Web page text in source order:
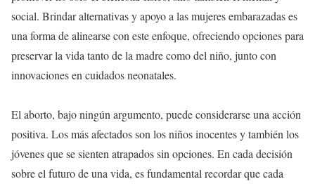
social. Brindar alternativas y apoyo a las mujeres embarazadas es
una forma de alinearse con este enfoque, ofreciendo opciones para
preservar la vida tanto de la madre como del niño, junto con
innovaciones en cuidados neonatales.
El aborto, bajo ningún argumento, puede considerarse una acción
positiva. Los más afectados son los niños inocentes y también los
jóvenes que se sienten atrapados sin opciones. En cada decisión
sobre el futuro de una vida, es fundamental recordar que cada